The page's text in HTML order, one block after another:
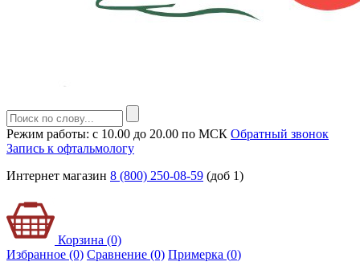
Режим работы: с 10.00 до 20.00 по МСК Обратный звонок
Запись к офтальмологу
Интернет магазин 8 (800) 250-08-59 (доб 1)
Корзина (0)
Избранное (0) Сравнение (0) Примерка (0)